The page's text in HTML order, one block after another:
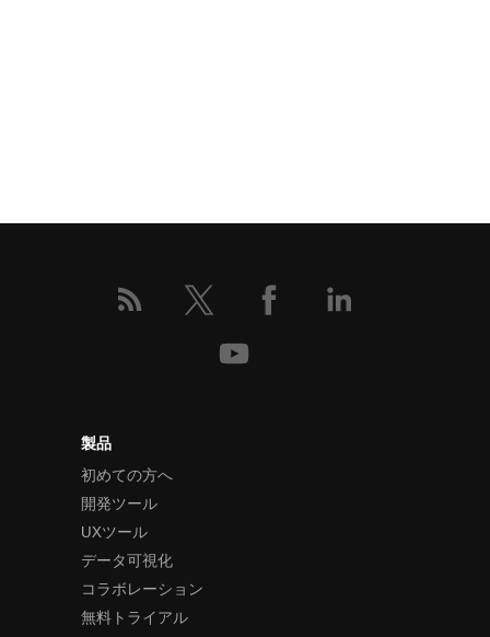
製品
初めての方へ
開発ツール
UXツール
データ可視化
コラボレーション
無料トライアル